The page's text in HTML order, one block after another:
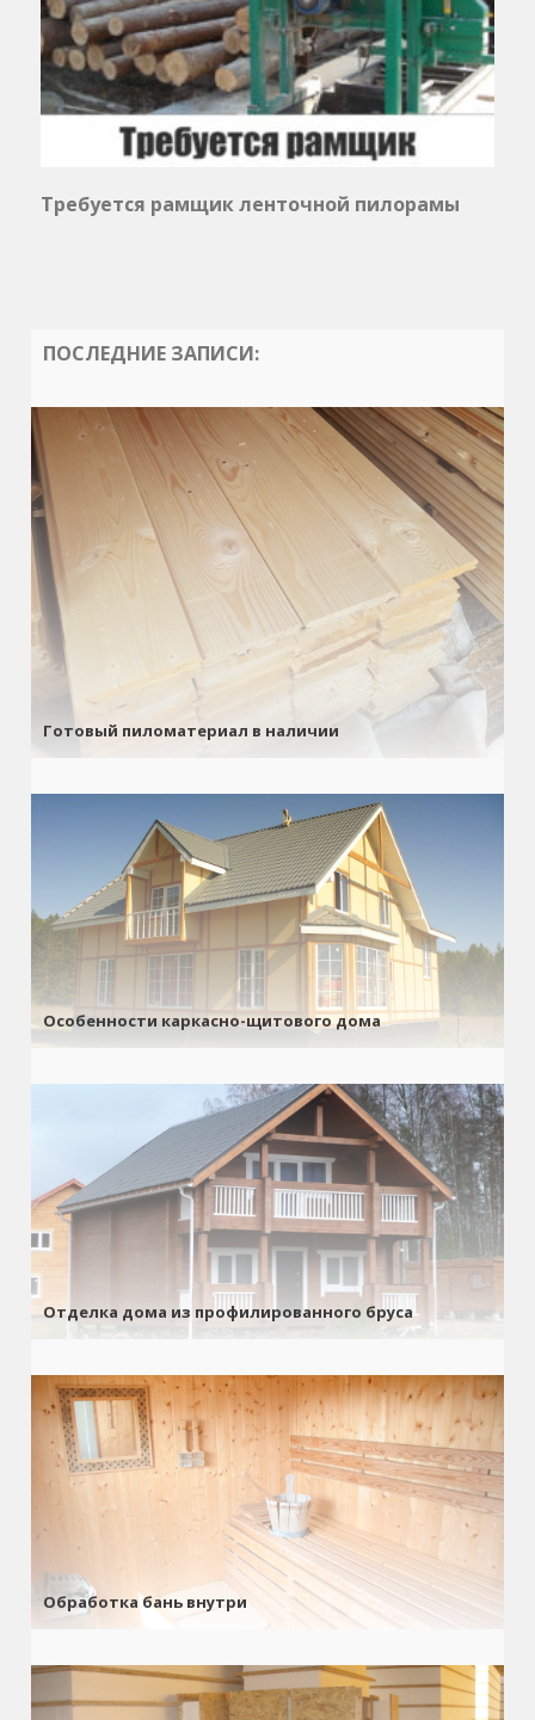
Требуется рамщик ленточной пилорамы
ПОСЛЕДНИЕ ЗАПИСИ:
Готовый пиломатериал в наличии
Особенности каркасно-щитового дома
Отделка дома из профилированного бруса
Обработка бань внутри